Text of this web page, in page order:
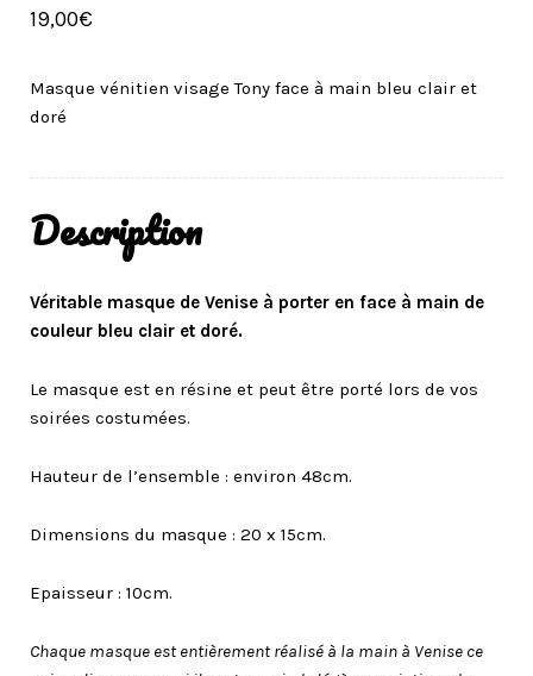
19,00€
Masque vénitien visage Tony face à main bleu clair et
doré
Description
Véritable masque de Venise à porter en face à main de
couleur bleu clair et doré.
Le masque est en résine et peut être porté lors de vos
soirées costumées.
Hauteur de l’ensemble : environ 48cm.
Dimensions du masque : 20 x 15cm.
Epaisseur : 10cm.
Chaque masque est entièrement réalisé à la main à Venise ce